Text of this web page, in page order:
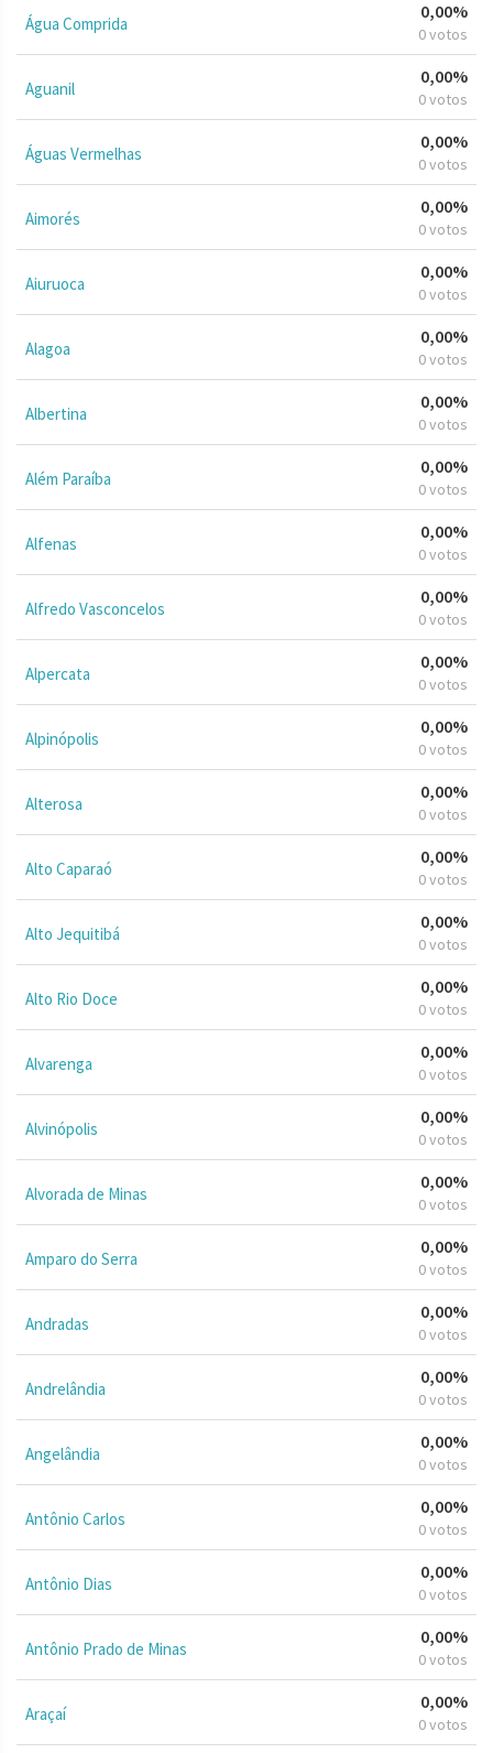
Água Comprida
0,00%
0 votos
Aguanil
0,00%
0 votos
Águas Vermelhas
0,00%
0 votos
Aimorés
0,00%
0 votos
Aiuruoca
0,00%
0 votos
Alagoa
0,00%
0 votos
Albertina
0,00%
0 votos
Além Paraíba
0,00%
0 votos
Alfenas
0,00%
0 votos
Alfredo Vasconcelos
0,00%
0 votos
Alpercata
0,00%
0 votos
Alpinópolis
0,00%
0 votos
Alterosa
0,00%
0 votos
Alto Caparaó
0,00%
0 votos
Alto Jequitibá
0,00%
0 votos
Alto Rio Doce
0,00%
0 votos
Alvarenga
0,00%
0 votos
Alvinópolis
0,00%
0 votos
Alvorada de Minas
0,00%
0 votos
Amparo do Serra
0,00%
0 votos
Andradas
0,00%
0 votos
Andrelândia
0,00%
0 votos
Angelândia
0,00%
0 votos
Antônio Carlos
0,00%
0 votos
Antônio Dias
0,00%
0 votos
Antônio Prado de Minas
0,00%
0 votos
Araçaí
0,00%
0 votos